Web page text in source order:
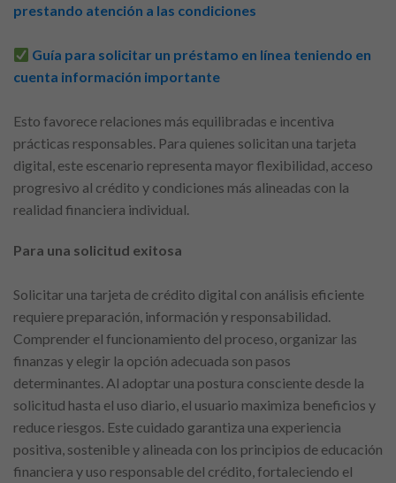
prestando atención a las condiciones
Guía para solicitar un préstamo en línea teniendo en
cuenta información importante
Esto favorece relaciones más equilibradas e incentiva
prácticas responsables. Para quienes solicitan una tarjeta
digital, este escenario representa mayor flexibilidad, acceso
progresivo al crédito y condiciones más alineadas con la
realidad financiera individual.
Para una solicitud exitosa
Solicitar una tarjeta de crédito digital con análisis eficiente
requiere preparación, información y responsabilidad.
Comprender el funcionamiento del proceso, organizar las
finanzas y elegir la opción adecuada son pasos
determinantes. Al adoptar una postura consciente desde la
solicitud hasta el uso diario, el usuario maximiza beneficios y
reduce riesgos. Este cuidado garantiza una experiencia
positiva, sostenible y alineada con los principios de educación
financiera y uso responsable del crédito, fortaleciendo el